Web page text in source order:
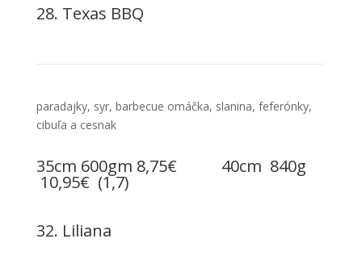
28. Texas BBQ
paradajky, syr, barbecue omáčka, slanina, feferónky,
cibuľa a cesnak
35cm 600gm 8,75€ 40cm 840g
10,95€ (1,7)
32. Liliana